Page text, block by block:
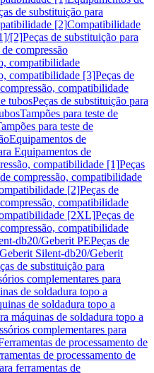
de substituição para
[2]Compatibilidade
[2]Peças de substituição para
compressão
compatibilidade
compatibilidade [3]Peças de
compatibilidade
tubosPeças de substituição para
Tampões para teste de
para teste de
Equipamentos de
Equipamentos de
compatibilidade [1]Peças
compressão, compatibilidade
[2]Peças de
compatibilidade
[2XL]Peças de
compatibilidade
db20/Geberit PEPeças de
Silent-db20/Geberit
de substituição para
complementares para
de soldadura topo a
de soldadura topo a
máquinas de soldadura topo a
complementares para
de processamento de
de processamento de
ferramentas de